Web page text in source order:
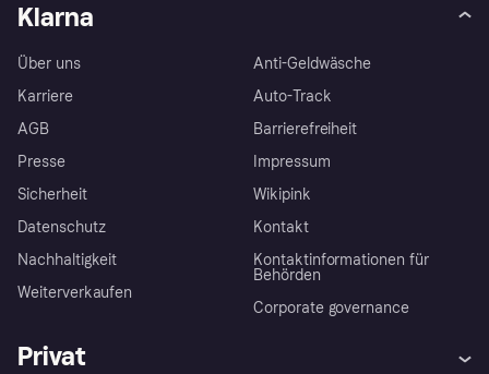
Klarna
Über uns
Karriere
AGB
Presse
Sicherheit
Datenschutz
Nachhaltigkeit
Weiterverkaufen
Anti-Geldwäsche
Auto-Track
Barrierefreiheit
Impressum
Wikipink
Kontakt
Kontaktinformationen für
Behörden
Corporate governance
Privat